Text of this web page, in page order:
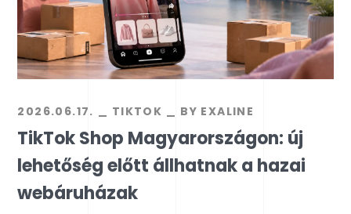
2026.06.17. TIKTOK BY EXALINE
TikTok Shop Magyarországon: új
lehetőség előtt állhatnak a hazai
webáruházak